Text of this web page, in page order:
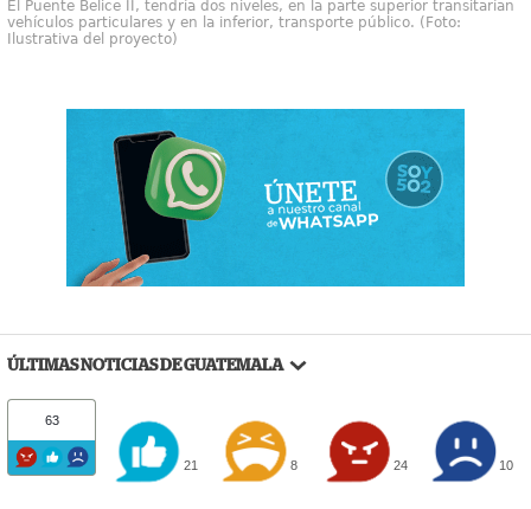
El Puente Belice II, tendría dos niveles, en la parte superior transitarían
vehículos particulares y en la inferior, transporte público. (Foto:
Ilustrativa del proyecto)
ÚLTIMAS NOTICIAS DE GUATEMALA
63
21 8 24 10